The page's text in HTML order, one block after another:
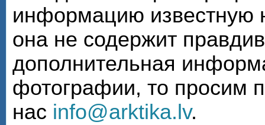
информацию известную
она не содержит
дополнительная
фотографии, то просим
нас info@arktika.lv.